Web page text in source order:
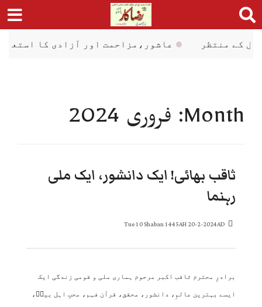
Skip
to
عاشور،مزاحمت اور آزادی کا استعارہ
Month: فروری 2024
ثاقب بھائی! ایک دانشور، ایک ملی
رہنما
Tue 10 Shaban 1445AH 20-2-2024AD
برادرِ محترم ثاقب اکبر مرحوم ہماری ملی و قومی زندگی ایک
ایسے بہترین عالمِ، دانشور، محقق، قرآن فہم، محبِ اہل بیتؑ،